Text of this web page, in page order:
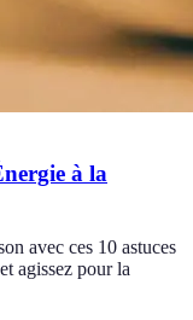
à la
avec ces 10 astuces
agissez pour la